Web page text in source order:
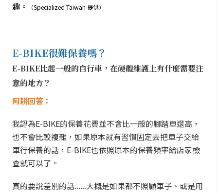
趣。
（Specialized Taiwan 提供）
E-BIKE很難保養嗎？
E-BIKE比起一般的自行車，在硬體維護上有什麼需要注
意的地方？
阿耕回答：
我認為E-BIKE的保養花費並不會比一般的腳踏車還高，
也不會比較複雜，如果原本就有習慣固定去把車子交給
車行保養的話，E-BIKE也依照原本的保養頻率給店家檢
查就可以了。
真的要說差別的話......大概是如果都不照顧車子、或是用